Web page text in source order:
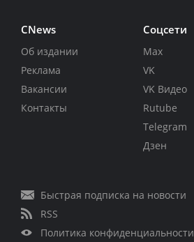
CNews
Об издании
Реклама
Вакансии
Контакты
Соцсети
Max
VK
VK Видео
Rutube
Telegram
Дзен
Быстрая подписка на новости
RSS
Политика конфиденциальности